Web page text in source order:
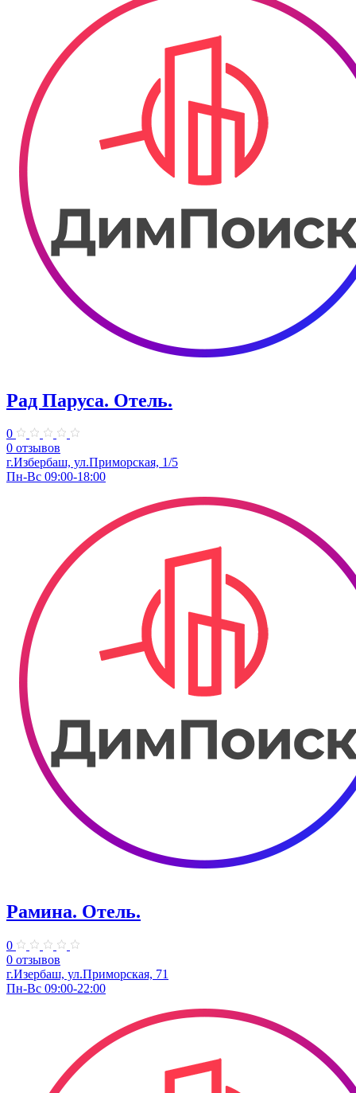
Рад Паруса. Отель.
0
0 отзывов
г.Избербаш, ул.Приморская, 1/5
Пн-Вс 09:00-18:00
Рамина. Отель.
0
0 отзывов
г.Изербаш, ул.Приморская, 71
Пн-Вс 09:00-22:00